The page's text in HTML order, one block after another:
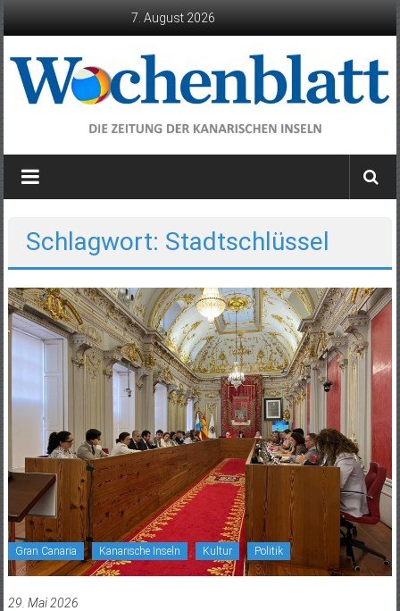
7. August 2026
Wochenblatt
die
Kanarischen
Inseln
Schlagwort: Stadtschlüssel
Gran Canaria Kanarische Inseln Kultur Politik
29. Mai 2026